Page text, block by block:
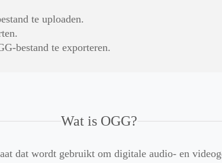
te uploaden.
bestand te exporteren.
Wat is OGG?
dat wordt gebruikt om digitale audio- en